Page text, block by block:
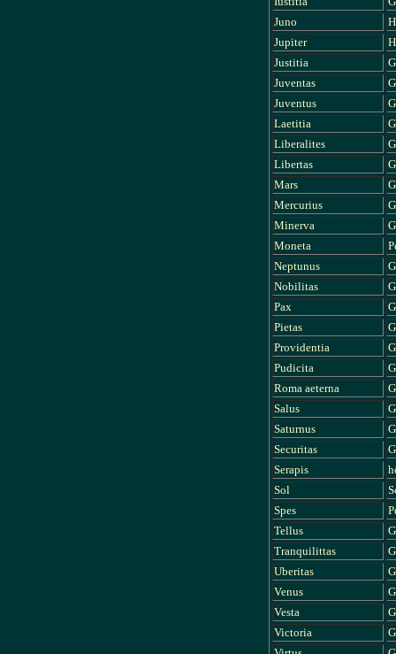
Juno
Jupiter
Justitia
Juventas
Juventus
Laetitia
Liberalites
Libertas
Mars
Mercurius
Minerva
Moneta
Neptunus
Nobilitas
Pax
Pietas
Providentia
Pudicita
Roma aeterna
Salus
Saturnus
Securitas
Serapis
Sol
Spes
Tellus
Tranquilittas
Uberitas
Venus
Vesta
Victoria